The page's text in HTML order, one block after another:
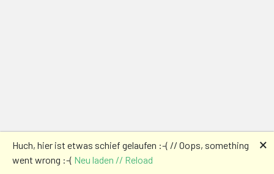
Huch, hier ist etwas schief gelaufen :-( // Oops, something
went wrong :-( Neu laden // Reload
🗙